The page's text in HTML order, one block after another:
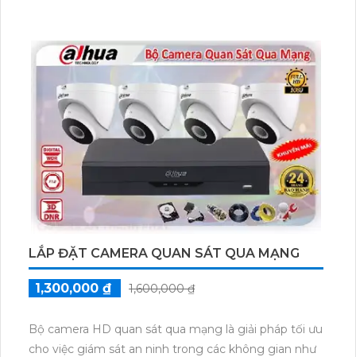
LẮP ĐẶT CAMERA QUAN SÁT QUA MẠNG
1,300,000 ₫ 1,600,000 ₫
Bộ camera HD quan sát qua mạng là giải pháp tối ưu
cho việc giám sát an ninh trong các không gian như